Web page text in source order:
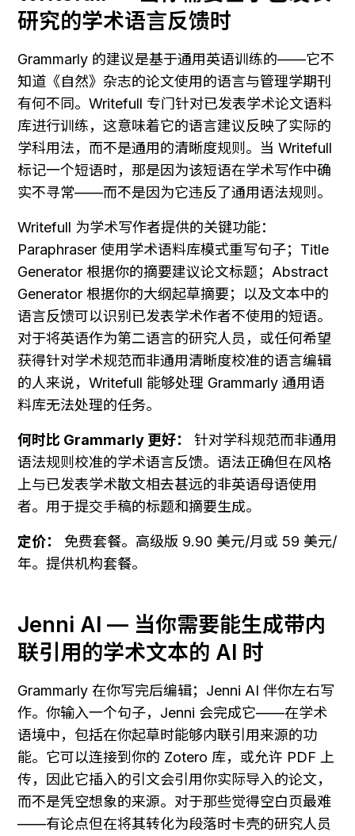
研究的学术语言反馈时
Grammarly 的建议是基于通用英语训练的——它不
知道《自然》杂志的论文使用的语言与管理学期刊
有何不同。Writefull 专门针对已发表学术论文语料
库进行训练，这意味着它的语言建议反映了实际的
学科用法，而不是通用的清晰度规则。当 Writefull
标记一个短语时，那是因为该短语在学术写作中确
实不寻常——而不是因为它违反了通用语法规则。
Writefull 为学术写作者提供的关键功能：
Paraphraser 使用学术语料库模式重写句子；Title
Generator 根据你的摘要建议论文标题；Abstract
Generator 根据你的大纲起草摘要；以及文本中的
语言反馈可以识别已发表学术作者不使用的短语。
对于将英语作为第二语言的研究人员，或任何希望
获得针对学术规范而非通用清晰度校准的语言编辑
的人来说，Writefull 能够处理 Grammarly 通用语
料库无法处理的任务。
何时比 Grammarly 更好：
针对学科规范而非通用
语法规则校准的学术语言反馈。语法正确但在风格
上与已发表学术散文相去甚远的非英语母语使用
者。用于提交手稿的标题和摘要生成。
定价：
免费套餐。高级版 9.90 美元/月或 59 美元/
年。提供机构套餐。
Jenni AI — 当你需要能生成带内
联引用的学术文本的 AI 时
Grammarly 在你写完后编辑；Jenni AI 伴你左右写
作。你输入一个句子，Jenni 会完成它——在学术
语境中，包括在你起草时能够内联引用来源的功
能。它可以连接到你的 Zotero 库，或允许 PDF 上
传，因此它插入的引文会引用你实际导入的论文，
而不是凭空想象的来源。对于那些觉得空白页最难
——有论点但在将其转化为段落时卡壳的研究人员